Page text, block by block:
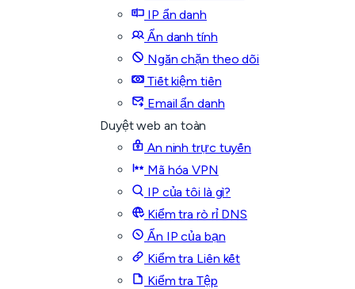
IP ẩn danh
Ẩn danh tính
Ngăn chặn theo dõi
Tiết kiệm tiền
Email ẩn danh
Duyệt web an toàn
An ninh trực tuyến
Mã hóa VPN
IP của tôi là gì?
Kiểm tra rò rỉ DNS
Ẩn IP của bạn
Kiểm tra Liên kết
Kiểm tra Tệp